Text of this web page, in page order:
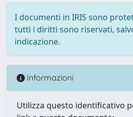
I documenti in IRIS sono
tutti i diritti sono riservati,
indicazione.
Informazioni
Utilizza questo identificativo